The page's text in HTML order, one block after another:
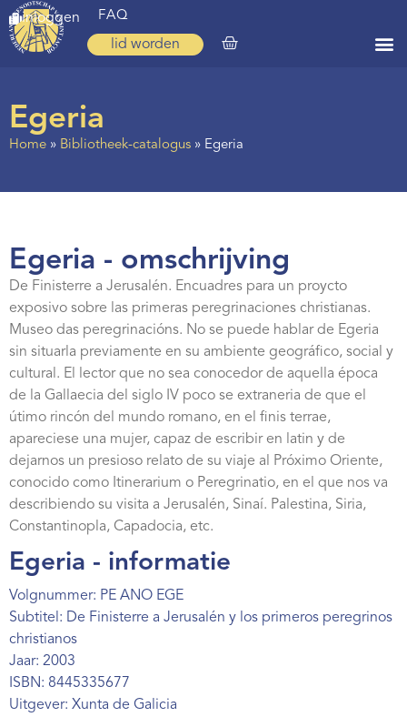
inloggen FAQ
lid worden
Zoeken
Ervaringen
Regio’s
Nieuws
Agenda
Webshop
Contact
Egeria
Home » Bibliotheek-catalogus » Egeria
Egeria - omschrijving
De Finisterre a Jerusalén. Encuadres para un proycto
exposivo sobre las primeras peregrinaciones christianas.
Museo das peregrinacións. No se puede hablar de Egeria
sin situarla previamente en su ambiente geográfico, social y
cultural. El lector que no sea conocedor de aquella época
de la Gallaecia del siglo IV poco se extraneria de que el
útimo rincón del mundo romano, en el finis terrae,
apareciese una mujer, capaz de escribir en latin y de
dejarnos un presioso relato de su viaje al Próximo Oriente,
conocido como Itinerarium o Peregrinatio, en el que nos va
describiendo su visita a Jerusalén, Sinaí. Palestina, Siria,
Constantinopla, Capadocia, etc.
Egeria - informatie
Volgnummer: PE ANO EGE
Subtitel: De Finisterre a Jerusalén y los primeros peregrinos
christianos
Jaar: 2003
ISBN: 8445335677
Uitgever: Xunta de Galicia